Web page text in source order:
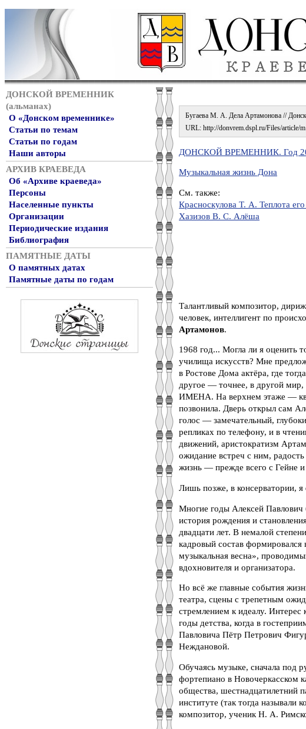
ДОНСКОЙ ВРЕМЕННИК
(альманах)
О «Донском временнике»
Статьи по темам
Статьи по годам
Наши авторы
АРХИВ КРАЕВЕДА
Об «Архиве краеведа»
Персоны
Населенные пункты
Организации
Периодические издания
Библиография
ПАМЯТНЫЕ ДАТЫ
О памятных датах
Памятные даты по годам
Бугаева М. А. Дела Артамонова //
URL: http://donvrem.dspl.ru/Files/article/
ДОНСКОЙ ВРЕМЕННИК. Год
Музыкальная жизнь Дона
См. также:
Красноскулова Т. А. Теплота его
Хазизов В. С. Алёша
Талантливый композитор,
человек, интеллигент по
Артамонов.
1968 год... Могла ли я оценить
училища искусств? Мне
в Ростове Дома актёра, где
другое — точнее, в другой мир,
ИМЕНА. На верхнем этаже —
позвонила. Дверь открыл сам
голос — замечательный,
репликах по телефону, и в
движений, аристократизм
ожидание встреч с ним,
жизнь — прежде всего с Гейне
Лишь позже, в консерватории, я
Многие годы Алексей Павлович
история рождения и
двадцати лет. В немалой
кадровый состав
музыкальная весна»,
вдохновителя и организатора.
Но всё же главные события
театра, сцены с трепетным
стремлением к идеалу. Интерес
годы детства, когда в
Павловича Пётр Петрович
Неждановой.
Обучаясь музыке, сначала под
фортепиано в Новочеркасском
общества, шестнадцатилетний
институте (так тогда
композитор, ученик Н. А.